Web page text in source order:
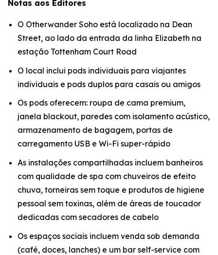
Notas aos Editores
O Otherwander Soho está localizado na Dean
Street, ao lado da entrada da linha Elizabeth na
estação Tottenham Court Road
O local inclui pods individuais para viajantes
individuais e pods duplos para casais ou amigos
Os pods oferecem: roupa de cama premium,
janela blackout, paredes com isolamento acústico,
armazenamento de bagagem, portas de
carregamento USB e Wi-Fi super-rápido
As instalações compartilhadas incluem banheiros
com qualidade de spa com chuveiros de efeito
chuva, torneiras sem toque e produtos de higiene
pessoal sem toxinas, além de áreas de toucador
dedicadas com secadores de cabelo
Os espaços sociais incluem venda sob demanda
(café, doces, lanches) e um bar self-service com